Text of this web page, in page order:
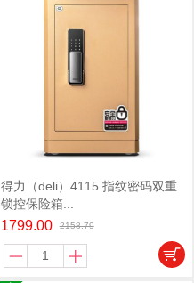
得力（deli）4115 指纹密码双重
锁控保险箱...
1799.00 2158.79